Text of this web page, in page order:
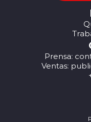
Prensa:
Ventas: